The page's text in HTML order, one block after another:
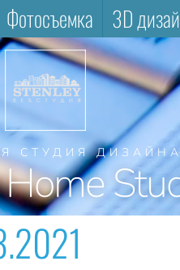
Фотосъемка 3D
СТУДИЯ ДИЗАЙНА